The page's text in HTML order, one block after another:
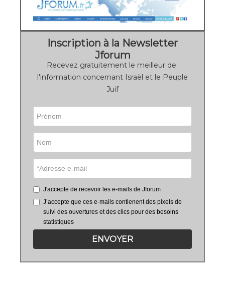
Inscription à la Newsletter
Jforum
Recevez gratuitement le meilleur de
l'information concernant Israël et le Peuple
Juif
J'accepte de recevoir les e-mails de Jforum
J’accepte que ces e-mails contienent des pixels de
suivi des ouvertures et des clics pour des besoins
statistiques
ENVOYER